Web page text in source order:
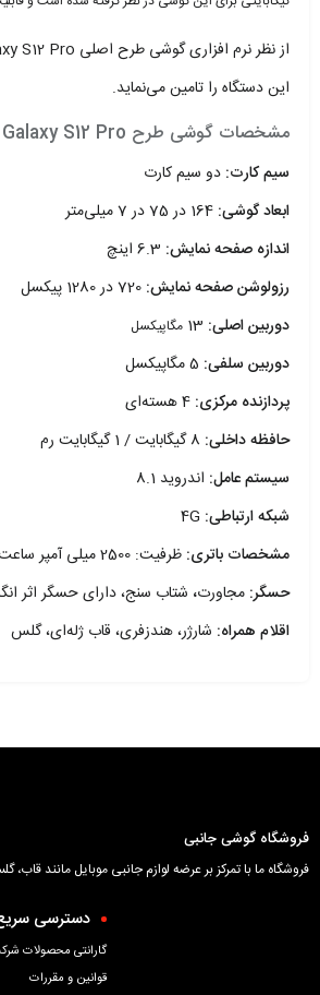
از نظر نرم افزاری گوشی طرح اصلی Samsung Galaxy S12 Pro دارای
این دستگاه را تامین می‌نماید.
مشخصات گوشی طرح Samsung Galaxy S12 Pro
سیم کارت: دو سیم کارت
ابعاد گوشی:
اندازه صفحه نمایش:
رزولوشن صفحه نمایش:
دوربین اصلی: 13 مگاپیکسل
دوربین سلفی:
پردازنده مرکزی:
حافظه داخلی:
سیستم عامل: اندروید 8.1
شبکه ارتباطی: 4G
مشخصات باتری: ظرفیت: 2500 میلی آمپر ساعت نوع: لیتیوم-یون
حسگر: مجاورت، شتاب سنج، دارای حسگر اثر
اقلام همراه: شارژر، هندزفری، قاب ژله‌ای، گلس
فروشگاه گوشی جانبی
فروشگاه ما با تمرکز بر عرضه لوازم جانبی موبایل مانند
دسترسی
گارانتی محصولات
قوانین و مقررات